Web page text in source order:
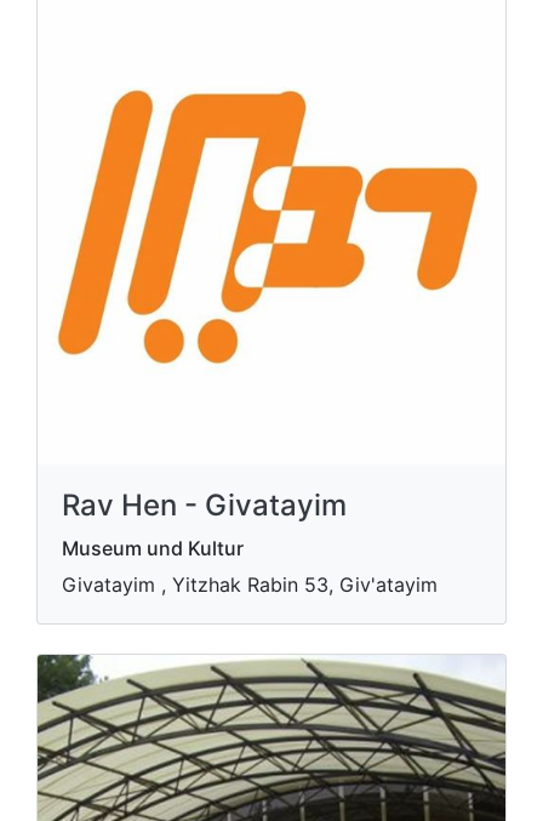
Rav Hen - Givatayim
Museum und Kultur
Givatayim , Yitzhak Rabin 53, Giv'atayim